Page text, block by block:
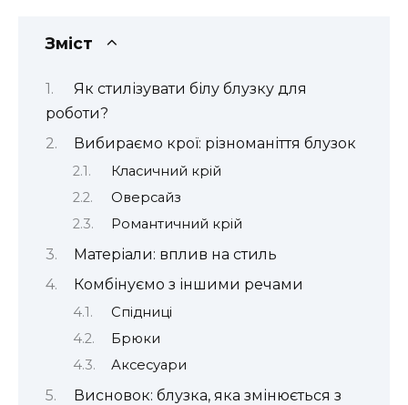
Зміст
Як стилізувати білу блузку для
роботи?
Вибираємо крої: різноманіття блузок
Класичний крій
Оверсайз
Романтичний крій
Матеріали: вплив на стиль
Комбінуємо з іншими речами
Спідниці
Брюки
Аксесуари
Висновок: блузка, яка змінюється з